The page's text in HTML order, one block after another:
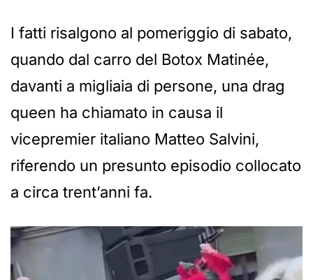
I fatti risalgono al pomeriggio di sabato,
quando dal carro del Botox Matinée,
davanti a migliaia di persone, una drag
queen ha chiamato in causa il
vicepremier italiano Matteo Salvini,
riferendo un presunto episodio collocato
a circa trent’anni fa.